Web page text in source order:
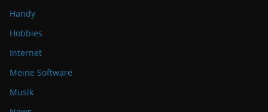
Handy
Hobbies
Internet
Meine Software
Musik